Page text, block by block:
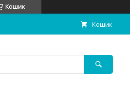
Кошик
Кошик